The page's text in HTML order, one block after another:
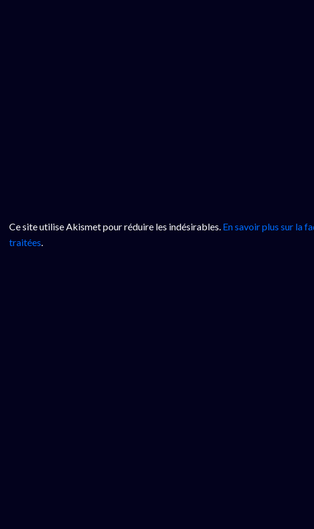
Ce site utilise Akismet pour réduire les indésirables. En savoir plus sur la
traitées.